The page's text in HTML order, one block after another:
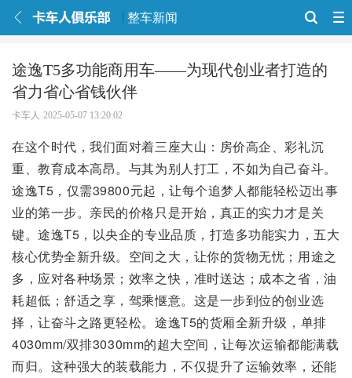
整车新闻
途逸T5多功能商用车——为现代创业者打造的
省力省心省钱伙伴
卡车人 2025-05-07 13:20:02
在这个时代，我们面对着三座大山：房价高企、彩礼沉
重、教育成本高昂。与其为别人打工，不如为自己奋斗。
途逸T5，仅需39800元起，让每个追梦人都能轻松迈出事
业的第一步。亲民的价格只是开始，真正的实力才是关
键。途逸T5，以央企的专业品质，打造多功能实力，五大
核心优势全新升级。空间之大，让你的货物无忧；用途之
多，应对各种场景；效率之快，准时送达；成本之省，油
耗超低；舒适之享，驾乘惬意。这是一步到位的创业选
择，让奋斗之路更轻松。途逸T5的货厢全新升级，单排
4030mm/双排3030mm的超大空间，让每次运输都能满载
而归。这种强大的装载能力，不仅提升了运输效率，还能